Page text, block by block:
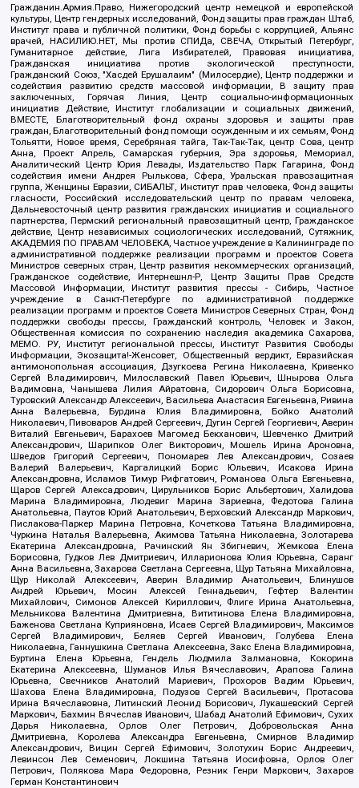
Гражданин.Армия.Право, Нижегородский центр немецкой и европейской
культуры, Центр гендерных исследований, Фонд защиты прав граждан Штаб,
Институт права и публичной политики, Фонд борьбы с коррупцией, Альянс
врачей, НАСИЛИЮ.НЕТ, Мы против СПИДа, СВЕЧА, Открытый Петербург,
Гуманитарное действие, Лига Избирателей, Правовая инициатива,
Гражданская инициатива против экологической преступности,
Гражданский Союз, "Хасдей Ерушалаим" (Милосердие), Центр поддержки и
содействия развитию средств массовой информации, В защиту прав
заключенных, Горячая Линия, Центр социально-информационных
инициатив Действие, Институт глобализации и социальных движений,
ВМЕСТЕ, Благотворительный фонд охраны здоровья и защиты прав
граждан, Благотворительный фонд помощи осужденным и их семьям, Фонд
Тольятти, Новое время, Серебряная тайга, Так-Так-Так, центр Сова, центр
Анна, Проект Апрель, Самарская губерния, Эра здоровья, Мемориал,
Аналитический Центр Юрия Левады, Издательство Парк Гагарина, Фонд
содействия имени Андрея Рылькова, Сфера, Уральская правозащитная
группа, Женщины Евразии, СИБАЛЬТ, Институт прав человека, Фонд защиты
гласности, Российский исследовательский центр по правам человека,
Дальневосточный центр развития гражданских инициатив и социального
партнерства, Пермский региональный правозащитный центр, Гражданское
действие, Центр независимых социологических исследований, Сутяжник,
АКАДЕМИЯ ПО ПРАВАМ ЧЕЛОВЕКА, Частное учреждение в Калининграде по
административной поддержке реализации программ и проектов Совета
Министров северных стран, Центр развития некоммерческих организаций,
Гражданское содействие, Интернешнл-Р, Центр Защиты Прав Средств
Массовой Информации, Институт развития прессы - Сибирь, Частное
учреждение в Санкт-Петербурге по административной поддержке
реализации программ и проектов Совета Министров Северных Стран, Фонд
поддержки свободы прессы, Гражданский контроль, Человек и Закон,
Общественная комиссия по сохранению наследия академика Сахарова,
МЕМО. РУ, Институт региональной прессы, Институт Развития Свободы
Информации, Экозащита!-Женсовет, Общественный вердикт, Евразийская
антимонопольная ассоциация, Дзугкоева Регина Николаевна, Кривенко
Сергей Владимирович, Милославский Павел Юрьевич, Шнырова Ольга
Вадимовна, Чанышева Лилия Айратовна, Сидорович Ольга Борисовна,
Туровский Александр Алексеевич, Васильева Анастасия Евгеньевна, Ривина
Анна Валерьевна, Бурдина Юлия Владимировна, Бойко Анатолий
Николаевич, Пивоваров Андрей Сергеевич, Дугин Сергей Георгиевич, Аверин
Виталий Евгеньевич, Барахоев Магомед Бекханович, Шевченко Дмитрий
Александрович, Шарипков Олег Викторович, Мошель Ирина Ароновна,
Шведов Григорий Сергеевич, Пономарев Лев Александрович, Созаев
Валерий Валерьевич, Каргалицкий Борис Юльевич, Исакова Ирина
Александровна, Исламов Тимур Рифгатович, Романова Ольга Евгеньевна,
Щаров Сергей Алексадрович, Цирульников Борис Альбертович, Халидова
Марина Владимировна, Людевиг Марина Зариевна, Федотова Галина
Анатольевна, Паутов Юрий Анатольевич, Верховский Александр Маркович,
Пислакова-Паркер Марина Петровна, Кочеткова Татьяна Владимировна,
Чуркина Наталья Валерьевна, Акимова Татьяна Николаевна, Золотарева
Екатерина Александровна, Рачинский Ян Збигневич, Жемкова Елена
Борисовна, Гудков Лев Дмитриевич, Илларионова Юлия Юрьевна, Саранг
Анна Васильевна, Захарова Светлана Сергеевна, Щур Татьяна Михайловна,
Щур Николай Алексеевич, Аверин Владимир Анатольевич, Блинушов
Андрей Юрьевич, Мосин Алексей Геннадьевич, Гефтер Валентин
Михайлович, Симонов Алексей Кириллович, Флиге Ирина Анатольевна,
Мельникова Валентина Дмитриевна, Вититинова Елена Владимировна,
Баженова Светлана Куприяновна, Исаев Сергей Владимирович, Максимов
Сергей Владимирович, Беляев Сергей Иванович, Голубева Елена
Николаевна, Ганнушкина Светлана Алексеевна, Закс Елена Владимировна,
Буртина Елена Юрьевна, Гендель Людмила Залмановна, Кокорина
Екатерина Алексеевна, Шуманов Илья Вячеславович, Арапова Галина
Юрьевна, Свечников Анатолий Мариевич, Прохоров Вадим Юрьевич,
Шахова Елена Владимировна, Подузов Сергей Васильевич, Протасова
Ирина Вячеславовна, Литинский Леонид Борисович, Лукашевский Сергей
Маркович, Бахмин Вячеслав Иванович, Шабад Анатолий Ефимович, Сухих
Дарья Николаевна, Орлов Олег Петрович, Добровольская Анна
Дмитриевна, Королева Александра Евгеньевна, Смирнов Владимир
Александрович, Вицин Сергей Ефимович, Золотухин Борис Андреевич,
Левинсон Лев Семенович, Локшина Татьяна Иосифовна, Орлов Олег
Петрович, Полякова Мара Федоровна, Резник Генри Маркович, Захаров
Герман Константинович